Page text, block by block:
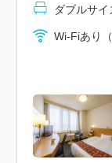
～駐車場のご
◆１泊１回券（
◆入庫は夜０時
◆車高２．１メ
ダブルサ
Wi-Fiあり（